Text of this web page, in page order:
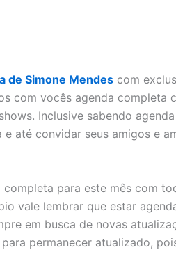
de Simone Mendes com
com vocês agenda completa
Inclusive sabendo
até convidar seus amigos e
completa para este mês com
vale lembrar que estar
em busca de novas
permanecer atualizado,